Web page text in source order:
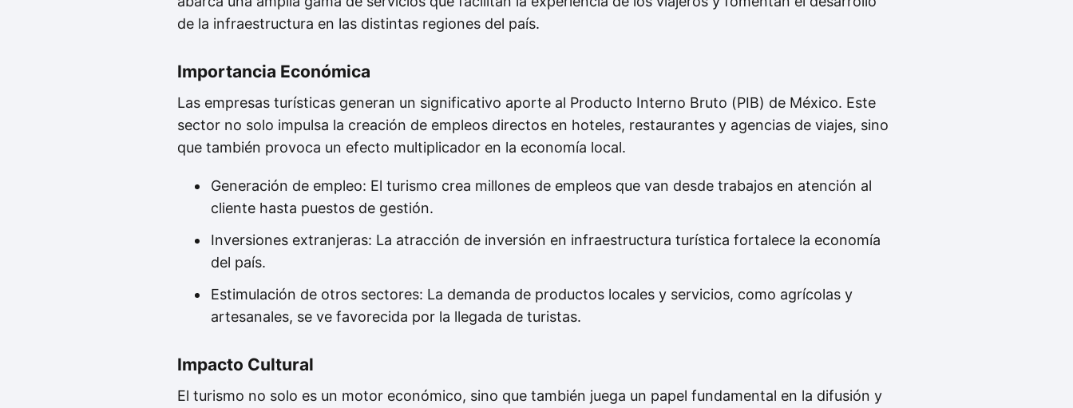
de la infraestructura en las distintas regiones del país.
Importancia Económica
Las empresas turísticas generan un significativo aporte al Producto Interno Bruto (PIB) de México. Este
sector no solo impulsa la creación de empleos directos en hoteles, restaurantes y agencias de viajes, sino
que también provoca un efecto multiplicador en la economía local.
Generación de empleo: El turismo crea millones de empleos que van desde trabajos en atención al
cliente hasta puestos de gestión.
Inversiones extranjeras: La atracción de inversión en infraestructura turística fortalece la economía
del país.
Estimulación de otros sectores: La demanda de productos locales y servicios, como agrícolas y
artesanales, se ve favorecida por la llegada de turistas.
Impacto Cultural
El turismo no solo es un motor económico, sino que también juega un papel fundamental en la difusión y